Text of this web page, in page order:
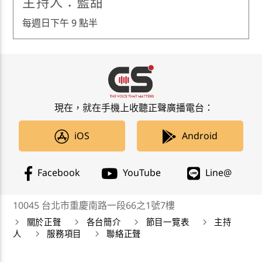
每週日下午 9 點半
現在，就在手機上收聽正聲廣播電台：
iOS Android
Facebook YouTube Line@
10045 台北市重慶南路一段66之1號7樓
關於正聲
各台簡介 節目一覽表
主持
人
服務項目 聯絡正聲